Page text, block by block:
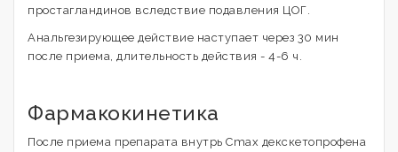
простагландинов вследствие подавления ЦОГ.
Анальгезирующее действие наступает через 30 мин
после приема, длительность действия - 4-6 ч.
Фармакокинетика
После приема препарата внутрь Cmax декскетопрофена